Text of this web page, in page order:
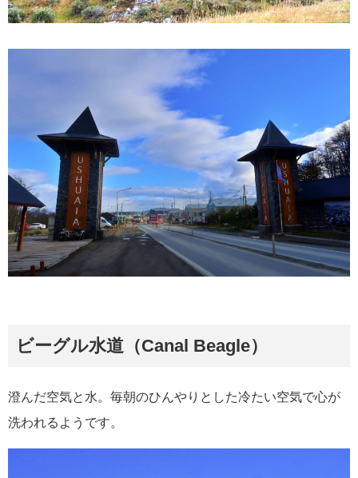
ビーグル水道（Canal Beagle）
澄んだ空気と水。毎朝のひんやりとした冷たい空気で心が
洗われるようです。